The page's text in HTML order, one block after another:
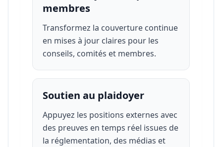
membres
Transformez la couverture continue
en mises à jour claires pour les
conseils, comités et membres.
Soutien au plaidoyer
Appuyez les positions externes avec
des preuves en temps réel issues de
la réglementation, des médias et